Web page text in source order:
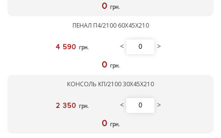
0 грн.
ПЕНАЛ П4/2100 60Х45Х210
4 590 грн. < >
0 грн.
КОНСОЛЬ КП/2100 30Х45Х210
2 350 грн. < >
0 грн.